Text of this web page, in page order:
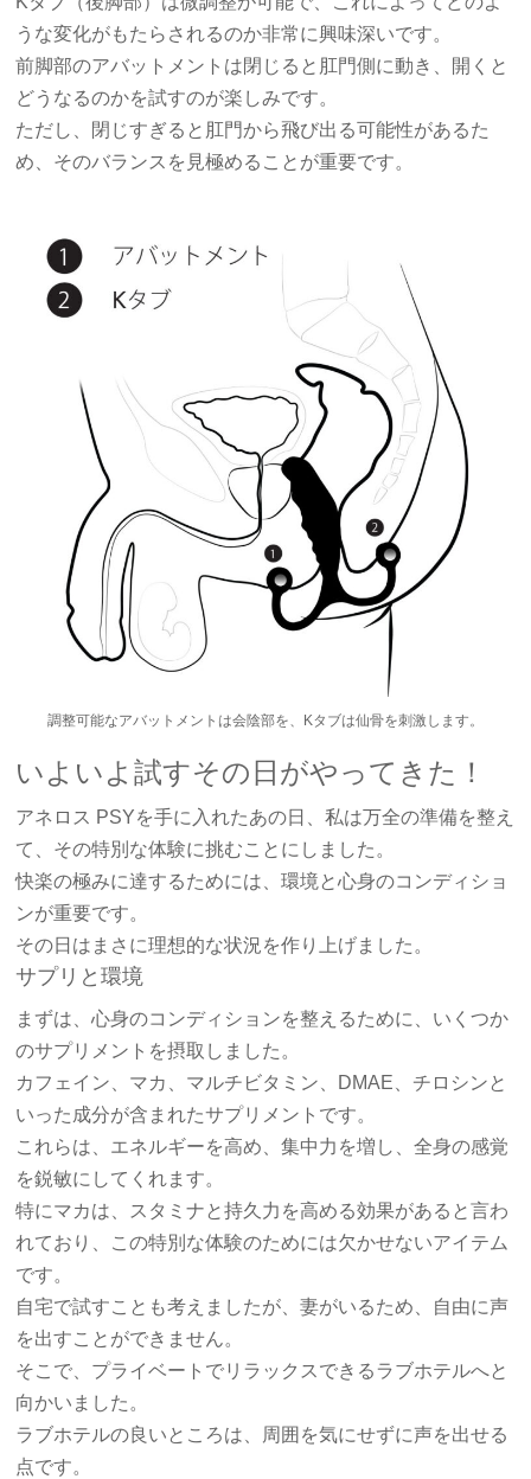
うな変化がもたらされるのか非常に興味深いです。
前脚部のアバットメントは閉じると肛門側に動き、開くと
どうなるのかを試すのが楽しみです。
ただし、閉じすぎると肛門から飛び出る可能性があるた
め、そのバランスを見極めることが重要です。
調整可能なアバットメントは会陰部を、Kタブは仙骨を刺激します。
いよいよ試すその日がやってきた！
アネロス PSYを手に入れたあの日、私は万全の準備を整え
て、その特別な体験に挑むことにしました。
快楽の極みに達するためには、環境と心身のコンディショ
ンが重要です。
その日はまさに理想的な状況を作り上げました。
サプリと環境
まずは、心身のコンディションを整えるために、いくつか
のサプリメントを摂取しました。
カフェイン、マカ、マルチビタミン、DMAE、チロシンと
いった成分が含まれたサプリメントです。
これらは、エネルギーを高め、集中力を増し、全身の感覚
を鋭敏にしてくれます。
特にマカは、スタミナと持久力を高める効果があると言わ
れており、この特別な体験のためには欠かせないアイテム
です。
自宅で試すことも考えましたが、妻がいるため、自由に声
を出すことができません。
そこで、プライベートでリラックスできるラブホテルへと
向かいました。
ラブホテルの良いところは、周囲を気にせずに声を出せる
点です。